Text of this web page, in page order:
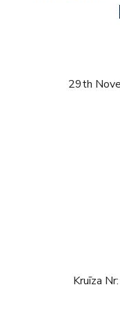
29th
Kruīza